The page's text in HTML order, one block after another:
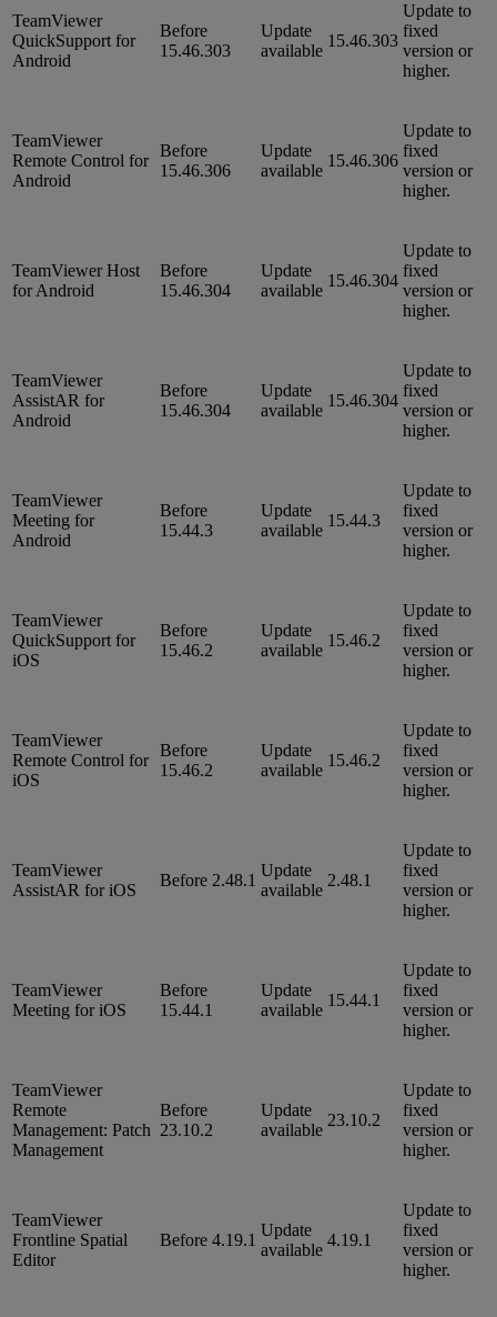
TeamViewer
QuickSupport for
Android
Before
15.46.303
Update
available
15.46.303
Update to
fixed
version or
higher.
TeamViewer
Remote Control for
Android
Before
15.46.306
Update
available
15.46.306
Update to
fixed
version or
higher.
TeamViewer Host
for Android
Before
15.46.304
Update
available
15.46.304
Update to
fixed
version or
higher.
TeamViewer
AssistAR for
Android
Before
15.46.304
Update
available
15.46.304
Update to
fixed
version or
higher.
TeamViewer
Meeting for
Android
Before
15.44.3
Update
available
15.44.3
Update to
fixed
version or
higher.
TeamViewer
QuickSupport for
iOS
Before
15.46.2
Update
available
15.46.2
Update to
fixed
version or
higher.
TeamViewer
Remote Control for
iOS
Before
15.46.2
Update
available
15.46.2
Update to
fixed
version or
higher.
TeamViewer
AssistAR for iOS
Before 2.48.1
Update
available
2.48.1
Update to
fixed
version or
higher.
TeamViewer
Meeting for iOS
Before
15.44.1
Update
available
15.44.1
Update to
fixed
version or
higher.
TeamViewer
Remote
Management: Patch
Management
Before
23.10.2
Update
available
23.10.2
Update to
fixed
version or
higher.
TeamViewer
Frontline Spatial
Editor
Before 4.19.1
Update
available
4.19.1
Update to
fixed
version or
higher.